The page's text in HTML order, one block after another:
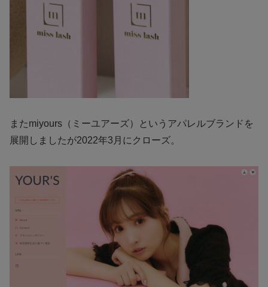
またmiyours（ミーユアーズ）というアパレルブランドを
展開しましたが2022年3月にクローズ。